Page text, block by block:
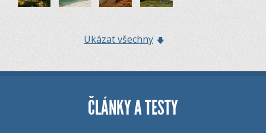
Ukázat všechny
ČLÁNKY A TESTY